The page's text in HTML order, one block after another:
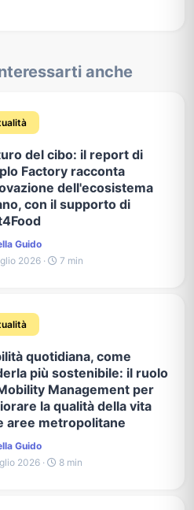
anche
del cibo: il report di
Factory racconta
dell'ecosistema
con il supporto di
Guido
2026 ·
7 min
quotidiana, come
più sostenibile: il ruolo
Management per
la qualità della vita
aree metropolitane
Guido
2026 ·
8 min